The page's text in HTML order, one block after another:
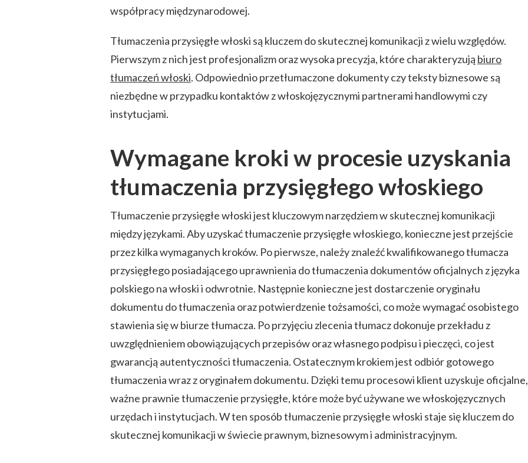
współpracy międzynarodowej.
Tłumaczenia przysięgłe włoski są kluczem do skutecznej komunikacji z wielu względów.
Pierwszym z nich jest profesjonalizm oraz wysoka precyzja, które charakteryzują biuro
tłumaczeń włoski. Odpowiednio przetłumaczone dokumenty czy teksty biznesowe są
niezbędne w przypadku kontaktów z włoskojęzycznymi partnerami handlowymi czy
instytucjami.
Wymagane kroki w procesie uzyskania
tłumaczenia przysięgłego włoskiego
Tłumaczenie przysięgłe włoski jest kluczowym narzędziem w skutecznej komunikacji
między językami. Aby uzyskać tłumaczenie przysięgłe włoskiego, konieczne jest przejście
przez kilka wymaganych kroków. Po pierwsze, należy znaleźć kwalifikowanego tłumacza
przysięgłego posiadającego uprawnienia do tłumaczenia dokumentów oficjalnych z języka
polskiego na włoski i odwrotnie. Następnie konieczne jest dostarczenie oryginału
dokumentu do tłumaczenia oraz potwierdzenie tożsamości, co może wymagać osobistego
stawienia się w biurze tłumacza. Po przyjęciu zlecenia tłumacz dokonuje przekładu z
uwzględnieniem obowiązujących przepisów oraz własnego podpisu i pieczęci, co jest
gwarancją autentyczności tłumaczenia. Ostatecznym krokiem jest odbiór gotowego
tłumaczenia wraz z oryginałem dokumentu. Dzięki temu procesowi klient uzyskuje oficjalne,
ważne prawnie tłumaczenie przysięgłe, które może być używane we włoskojęzycznych
urzędach i instytucjach. W ten sposób tłumaczenie przysięgłe włoski staje się kluczem do
skutecznej komunikacji w świecie prawnym, biznesowym i administracyjnym.